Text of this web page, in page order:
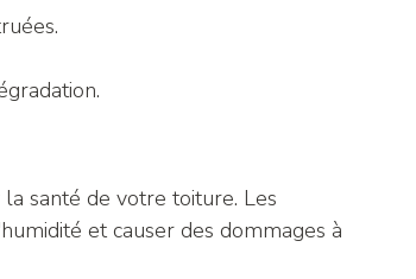
santé de votre toiture. Les
et causer des dommages à